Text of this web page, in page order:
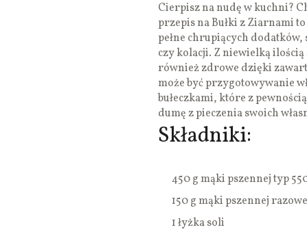
Cierpisz na nudę w kuchni?
przepis na Bułki z Ziarnami
pełne chrupiących
czy kolacji. Z niewielką ilością
również zdrowe dzięki
może być przygotowywanie
bułeczkami, które z
dumę z pieczenia swoich
Składniki:
450 g mąki pszennej typ
150 g mąki pszennej
1 łyżka soli